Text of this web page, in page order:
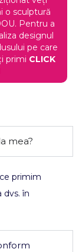
o sculptură
Pentru a
designul
pe care
primi CLICK
mea?
primim
dvs. în